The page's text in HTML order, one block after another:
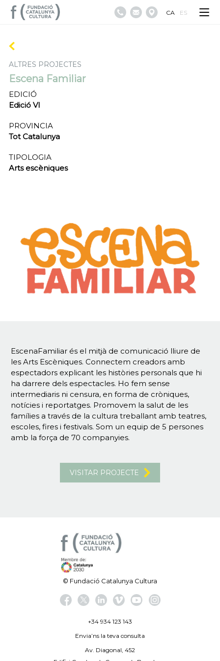
CA ES
ALTRES PROJECTES
Escena Familiar
EDICIÓ
Edició VI
PROVINCIA
Tot Catalunya
TIPOLOGIA
Arts escèniques
EscenaFamiliar és el mitjà de comunicació lliure de
les Arts Escèniques. Connectem creadors amb
espectadors explicant les històries personals que hi
ha darrere dels espectacles. Ho fem sense
intermediaris ni censura, en forma de cròniques,
notícies i reportatges. Promovem la salut de les
famílies a través de la cultura treballant amb teatres,
escoles, fires i festivals. Som un equip de 5 persones
amb la força de 70 companyies.
VISITAR PROJECTE
© Fundació Catalunya Cultura
+34 934 123 143
Envia’ns la teva consulta
Av. Diagonal, 452